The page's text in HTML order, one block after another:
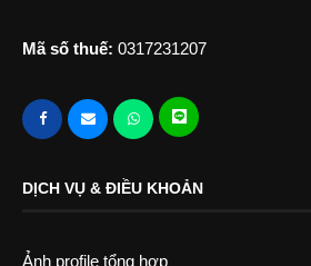
Mã số thuế: 0317231207
DỊCH VỤ & ĐIỀU KHOẢN
Ảnh profile tổng hợp